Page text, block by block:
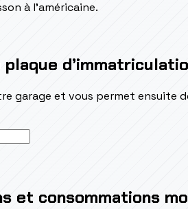
à l'américaine.
garage et vous permet ensuite
et consommations